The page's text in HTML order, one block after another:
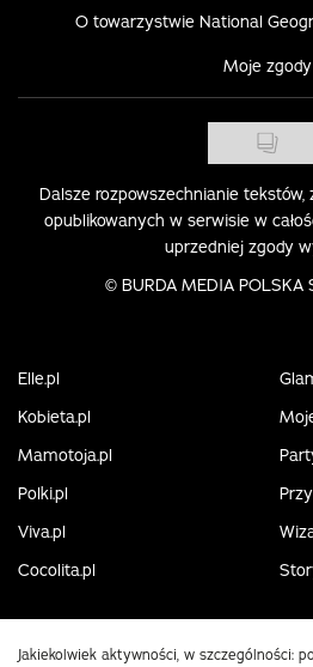
O towarzystwie National
Moje zgody
Dalsze rozpowszechnianie tekstów,
opublikowanych w serwisie w
uprzedniej zgody
© BURDA MEDIA POLSKA
Elle.pl
Kobieta.pl
Mamotoja.pl
Polki.pl
Viva.pl
Cocolita.pl
Jakiekolwiek aktywności, w szczególności: